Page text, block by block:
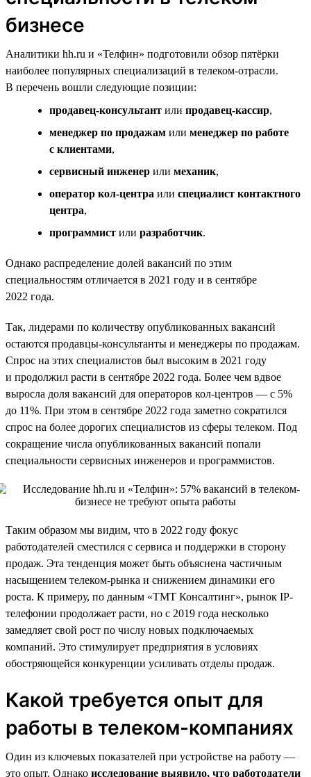
бизнесе
Аналитики hh.ru и «Телфин» подготовили обзор пятёрки
наиболее популярных специализаций в телеком-отрасли.
В перечень вошли следующие позиции:
продавец-консультант или продавец-кассир,
менеджер по продажам или менеджер по работе
с клиентами,
сервисный инженер или механик,
оператор кол-центра или специалист контактного
центра,
программист или разработчик.
Однако распределение долей вакансий по этим
специальностям отличается в 2021 году и в сентябре
2022 года.
Так, лидерами по количеству опубликованных вакансий
остаются продавцы-консультанты и менеджеры по продажам.
Спрос на этих специалистов был высоким в 2021 году
и продолжил расти в сентябре 2022 года. Более чем вдвое
выросла доля вакансий для операторов кол-центров — с 5%
до 11%. При этом в сентябре 2022 года заметно сократился
спрос на более дорогих специалистов из сферы телеком. Под
сокращение числа опубликованных вакансий попали
специальности сервисных инженеров и программистов.
Таким образом мы видим, что в 2022 году фокус
работодателей сместился с сервиса и поддержки в сторону
продаж. Эта тенденция может быть объяснена частичным
насыщением телеком-рынка и снижением динамики его
роста. К примеру, по данным «ТМТ Консалтинг», рынок IP-
телефонии продолжает расти, но с 2019 года несколько
замедляет свой рост по числу новых подключаемых
компаний. Это стимулирует предприятия в условиях
обостряющейся конкуренции усиливать отделы продаж.
Какой требуется опыт для
работы в телеком-компаниях
Один из ключевых показателей при устройстве на работу —
это опыт. Однако исследование выявило, что работодатели